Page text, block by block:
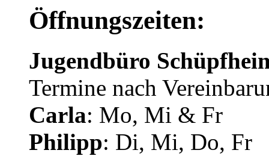
Öffnungszeiten:
Jugendbüro
Termine nach
Carla: Mo, Mi & Fr
Philipp: Di, Mi, Do, Fr